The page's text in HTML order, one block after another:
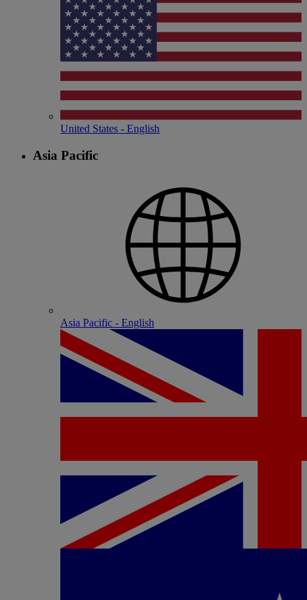
United States - English
Asia Pacific
Asia Pacific - English